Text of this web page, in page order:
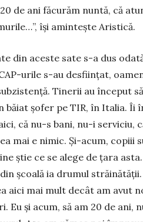
de ani făcurăm nuntă, că
își amin­tește Aristică.
din aceste sate s-a dus
urile s-au desfiin­țat,
Tinerii au început
băiat șofer pe TIR, în Italia. Îi
că nu-s bani, nu-i serviciu,
mai e nimic. Și-acum, copiii
știe ce se alege de țara
școală ia drumul
aici mai mult decât am avut
Eu și acum, să am 20 de ani,